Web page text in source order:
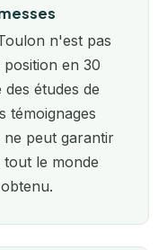
n'est pas
en 30
études de
témoignages
ne peut garantir
tout le monde